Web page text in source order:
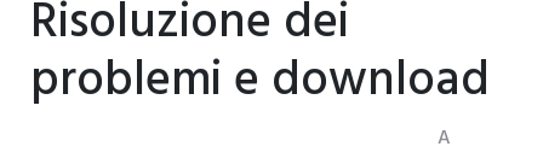
Risoluzione dei
problemi e download
A